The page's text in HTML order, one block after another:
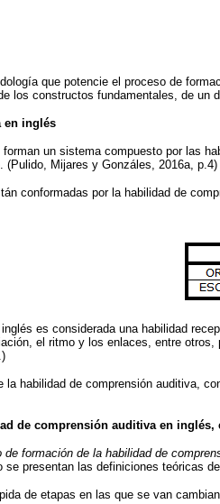
que potencie el proceso de
los constructos fundamentales, de un
en inglés
forman un sistema compuesto por las
(Pulido, Mijares y Gonzáles, 2016a, p.4)
conformadas por la habilidad de
inglés es considerada una habilidad
el ritmo y los enlaces, entre
la habilidad de comprensión auditiva,
de comprensión auditiva en
de formación de la habilidad de
presentan las definiciones teóricas
de etapas en las que se van